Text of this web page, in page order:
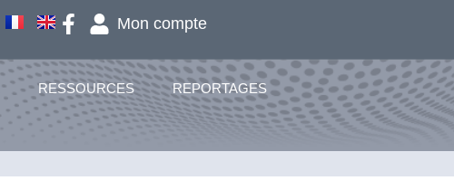
Mon compte
RESSOURCES REPORTAGES